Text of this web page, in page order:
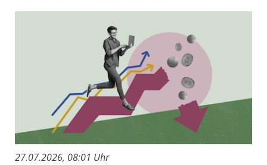
27.07.2026, 08:01 Uhr